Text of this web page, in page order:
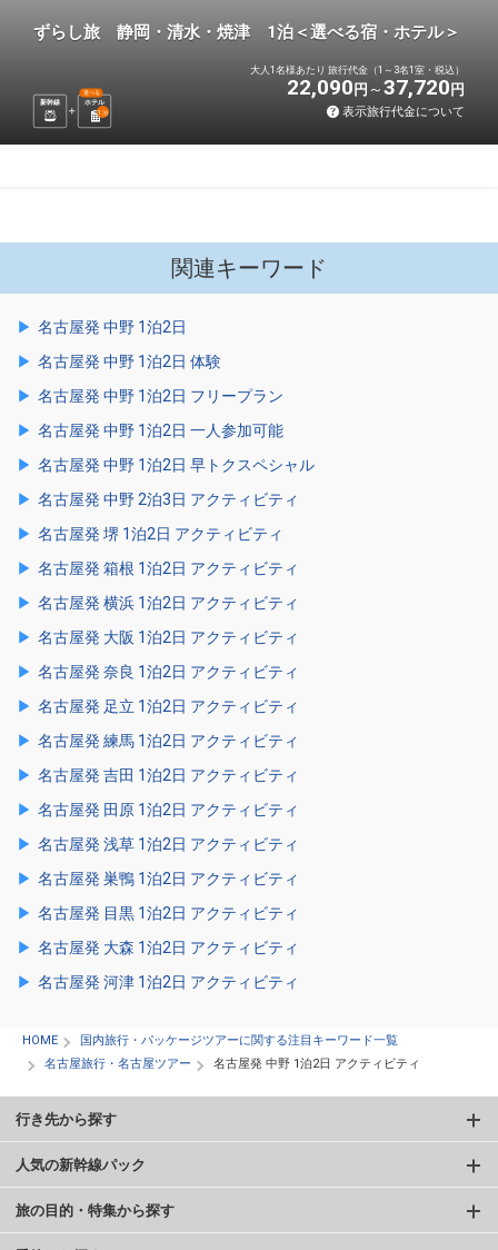
ずらし旅 静岡・清水・焼津 1泊＜選べる宿・ホテル＞
新幹線 ホテル
選べる
1 泊
大人1名様あたり 旅行代金（1～3名1室・税込）
22,090 円 37,720 円
表示旅行代金について
関連キーワード
名古屋発 中野 1泊2日
名古屋発 中野 1泊2日 体験
名古屋発 中野 1泊2日 フリープラン
名古屋発 中野 1泊2日 一人参加可能
名古屋発 中野 1泊2日 早トクスペシャル
名古屋発 中野 2泊3日 アクティビティ
名古屋発 堺 1泊2日 アクティビティ
名古屋発 箱根 1泊2日 アクティビティ
名古屋発 横浜 1泊2日 アクティビティ
名古屋発 大阪 1泊2日 アクティビティ
名古屋発 奈良 1泊2日 アクティビティ
名古屋発 足立 1泊2日 アクティビティ
名古屋発 練馬 1泊2日 アクティビティ
名古屋発 吉田 1泊2日 アクティビティ
名古屋発 田原 1泊2日 アクティビティ
名古屋発 浅草 1泊2日 アクティビティ
名古屋発 巣鴨 1泊2日 アクティビティ
名古屋発 目黒 1泊2日 アクティビティ
名古屋発 大森 1泊2日 アクティビティ
名古屋発 河津 1泊2日 アクティビティ
HOME
国内旅行・パッケージツアーに関する注目キーワード一覧
名古屋旅行・名古屋ツアー
名古屋発 中野 1泊2日 アクティビティ
行き先から探す
人気の新幹線パック
旅の目的・特集から探す